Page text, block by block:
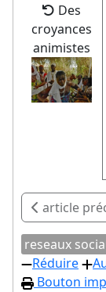
Des
croyances
animistes
article
reseaux
Réduire
Bouton